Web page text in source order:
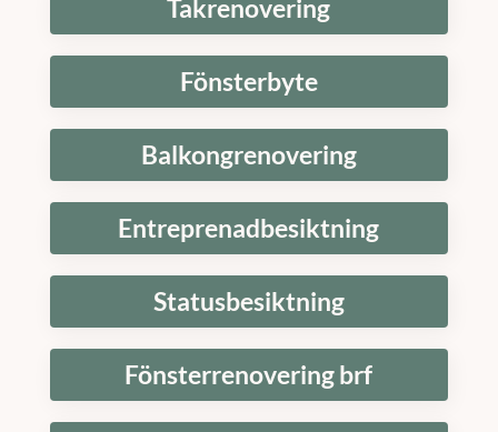
Takrenovering
Fönsterbyte
Balkongrenovering
Entreprenadbesiktning
Statusbesiktning
Fönsterrenovering brf